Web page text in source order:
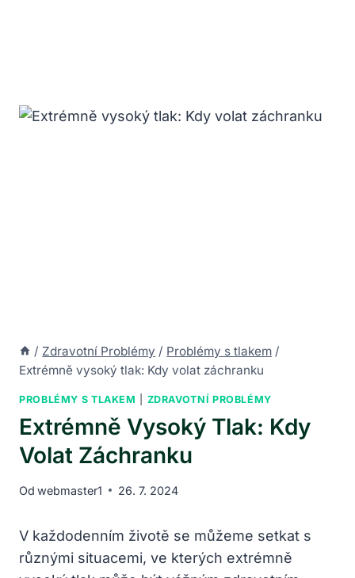
/ Zdravotní Problémy / Problémy s tlakem /
Extrémně vysoký tlak: Kdy volat záchranku
PROBLÉMY S TLAKEM ZDRAVOTNÍ PROBLÉMY
Extrémně Vysoký Tlak: Kdy
Volat Záchranku
Od webmaster1 26. 7. 2024
V každodenním životě se můžeme setkat s
různými situacemi, ve kterých extrémně